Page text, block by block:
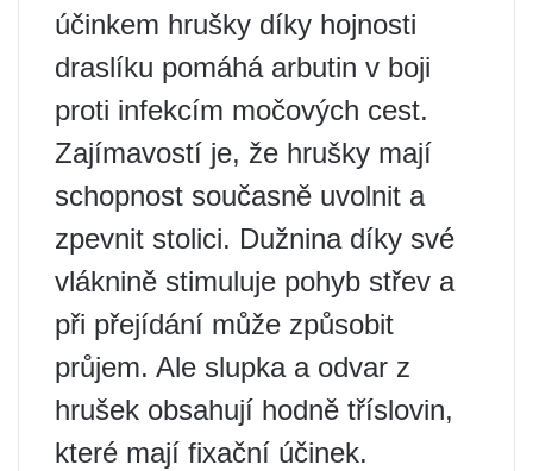
účinkem hrušky díky hojnosti
draslíku pomáhá arbutin v boji
proti infekcím močových cest.
Zajímavostí je, že hrušky mají
schopnost současně uvolnit a
zpevnit stolici. Dužnina díky své
vláknině stimuluje pohyb střev a
při přejídání může způsobit
průjem. Ale slupka a odvar z
hrušek obsahují hodně tříslovin,
které mají fixační účinek.